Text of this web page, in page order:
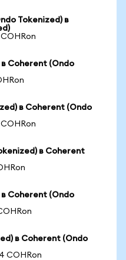
Tokenized) в
в Coherent (Ondo
в Coherent (Ondo
в Coherent
Coherent (Ondo
в Coherent (Ondo
COHRon